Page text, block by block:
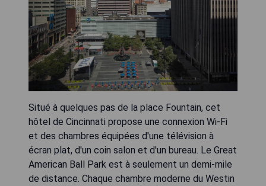
Situé à quelques pas de la place Fountain, cet
hôtel de Cincinnati propose une connexion Wi-Fi
et des chambres équipées d'une télévision à
écran plat, d'un coin salon et d'un bureau. Le Great
American Ball Park est à seulement un demi-mile
de distance. Chaque chambre moderne du Westin